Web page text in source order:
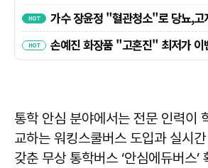
통학 안심 분야에서는 전문 인력이
교하는 워킹스쿨버스 도입과 실시
갖춘 무상 통학버스 ‘안심에듀버스’